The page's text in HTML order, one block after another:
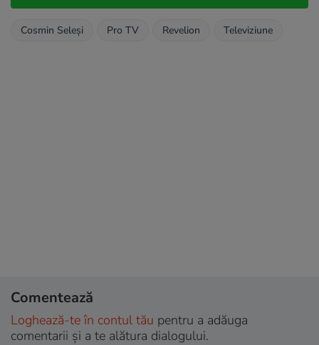
Cosmin Seleşi Pro TV Revelion Televiziune
Comentează
Loghează-te în contul tău pentru a adăuga
comentarii și a te alătura dialogului.